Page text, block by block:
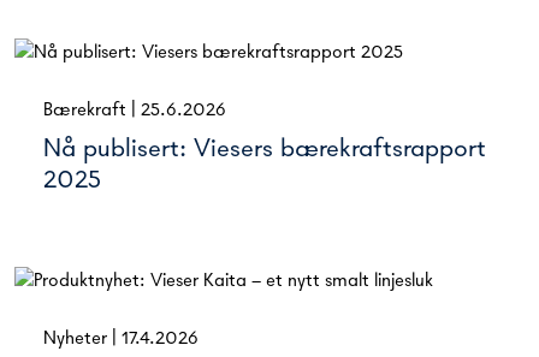
Bærekraft 25.6.2026
Nå publisert: Viesers bærekraftsrapport
2025
Nyheter 17.4.2026